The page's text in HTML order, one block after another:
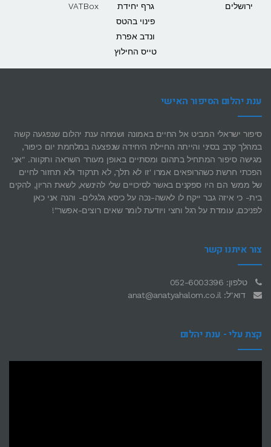
ירושלים
גרף יחידת
פינוי בהטס
ונדב אפרת
טייס החילוץ
VATBox
ענת יהלום הסיפור האישי
סיפור ישראלי המביט אל החיים באמונה ושמחה ענת יהלום שנפגעה קשה
במהלך קרב בסיני והייתה החיילת היחידה שנפצעה במלחמת יום כיפור,
מגישה סיפור המתחיל בתהום ומסתיים באופן מעורר השראה ותקווה. "אני
הפכתי חרשת כשהרופאים אמרו 'זו לא תלך, לא תרקוד ולא תחזור לחיים
של ממש' הם היו ספקנים באשר לסיכויים שלי להינשא, לשאת הריון, להקים
בית- כי איזה גבר ייקח לו לאשה-נכה על כיסא גלגלים- והנה אני כאן
לפניכם, עומדת על רגל וחצי ויודעת לומר שאים רוצים-אפשר"!
צור איתנו קשר
טלפון: 052-6003396
דוא"ל: anat@anatyahalom.co.il
קצת עלי - ענת יהלום